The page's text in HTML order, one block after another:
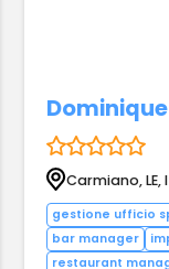
Dominique
Carmiano, LE,
gestione ufficio
bar manager
restaurant